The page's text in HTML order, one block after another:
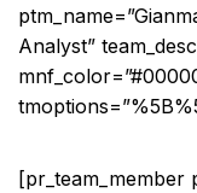
Analyst”
[pr_team_member